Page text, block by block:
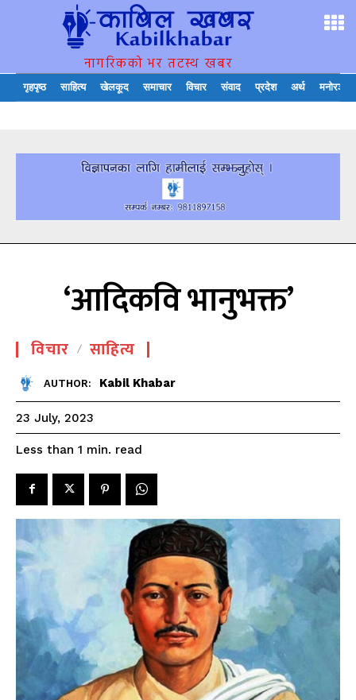
नागरिकको भर तटस्थ खबर
गृहपृष्ठ साहित्य खेलकूद समाचार विचार संवाद प्रदेश अर्थ मनोरञ्जन
‘आदिकवि भानुभक्त’
विचार साहित्य
AUTHOR: Kabil Khabar
23 July, 2023
Less than 1 min. read